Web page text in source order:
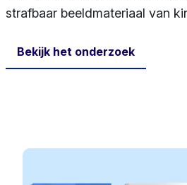
strafbaar beeldmateriaal van
Bekijk het onderzoek